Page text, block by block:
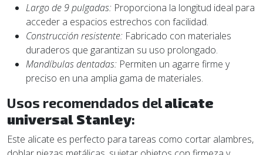
Largo de 9 pulgadas: Proporciona la longitud ideal para
acceder a espacios estrechos con facilidad.
Construcción resistente: Fabricado con materiales
duraderos que garantizan su uso prolongado.
Mandíbulas dentadas: Permiten un agarre firme y
preciso en una amplia gama de materiales.
Usos recomendados delalicate
universal Stanley:
Este alicate es perfecto para tareas como cortar alambres,